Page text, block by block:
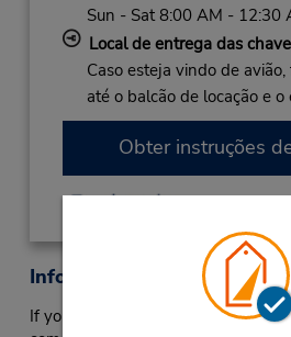
Sun - Sat 8:00 AM - 12:30
Local de entrega das
Caso esteja vindo de
até o balcão de locação e
Obter instruções
Informações sobre a loja
If you need an Will Rogers World